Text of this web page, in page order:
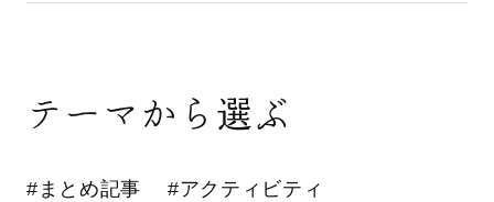
テーマから選ぶ
#まとめ記事 #アクティビティ